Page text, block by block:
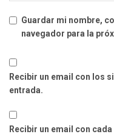
Guardar mi nombre,
navegador para la
Recibir un email con los
entrada.
Recibir un email con